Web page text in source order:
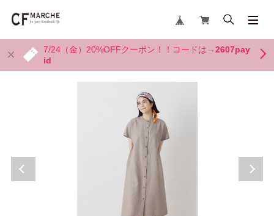
7/24（金）20%OFFクーポン！！コードは→2607pay
id